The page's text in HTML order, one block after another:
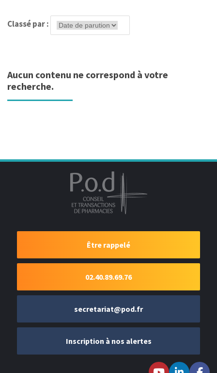
Classé par :
Aucun contenu ne correspond à votre
recherche.
Être rappelé
02.40.89.69.76
secretariat@pod.fr
Inscription à nos alertes